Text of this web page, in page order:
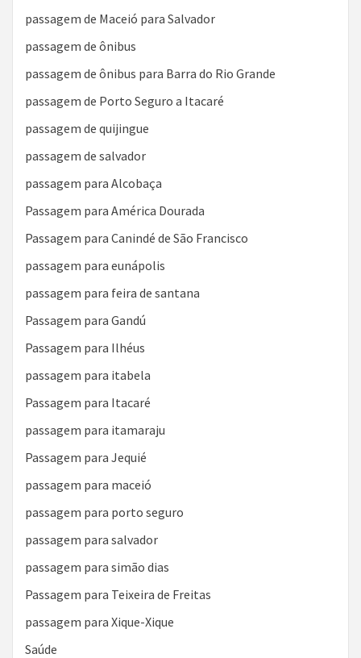
passagem de Maceió para Salvador
passagem de ônibus
passagem de ônibus para Barra do Rio Grande
passagem de Porto Seguro a Itacaré
passagem de quijingue
passagem de salvador
passagem para Alcobaça
Passagem para América Dourada
Passagem para Canindé de São Francisco
passagem para eunápolis
passagem para feira de santana
Passagem para Gandú
Passagem para Ilhéus
passagem para itabela
Passagem para Itacaré
passagem para itamaraju
Passagem para Jequié
passagem para maceió
passagem para porto seguro
passagem para salvador
passagem para simão dias
Passagem para Teixeira de Freitas
passagem para Xique-Xique
Saúde